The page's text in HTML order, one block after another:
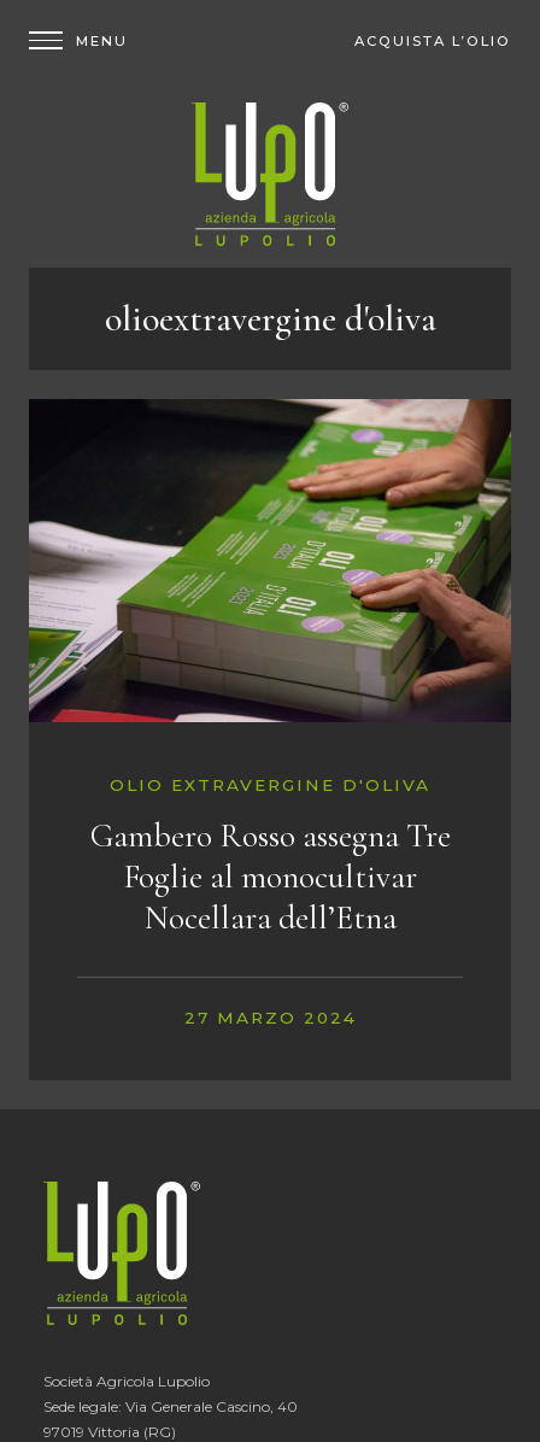
ACQUISTA L’OLIO
olioextravergine d'oliva
OLIO EXTRAVERGINE D'OLIVA
Gambero Rosso assegna Tre
Foglie al monocultivar
Nocellara dell’Etna
27 MARZO 2024
Società Agricola Lupolio
Sede legale: Via Generale Cascino, 40
97019 Vittoria (RG)